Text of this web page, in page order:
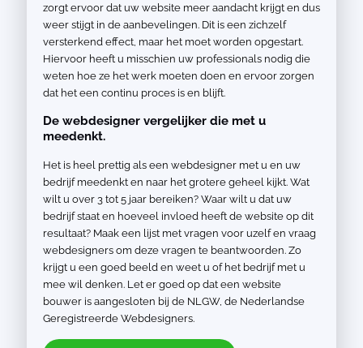
zorgt ervoor dat uw website meer aandacht krijgt en dus
weer stijgt in de aanbevelingen. Dit is een zichzelf
versterkend effect, maar het moet worden opgestart.
Hiervoor heeft u misschien uw professionals nodig die
weten hoe ze het werk moeten doen en ervoor zorgen
dat het een continu proces is en blijft.
De webdesigner vergelijker die met u
meedenkt.
Het is heel prettig als een webdesigner met u en uw
bedrijf meedenkt en naar het grotere geheel kijkt. Wat
wilt u over 3 tot 5 jaar bereiken? Waar wilt u dat uw
bedrijf staat en hoeveel invloed heeft de website op dit
resultaat? Maak een lijst met vragen voor uzelf en vraag
webdesigners om deze vragen te beantwoorden. Zo
krijgt u een goed beeld en weet u of het bedrijf met u
mee wil denken. Let er goed op dat een website
bouwer is aangesloten bij de NLGW, de Nederlandse
Geregistreerde Webdesigners.